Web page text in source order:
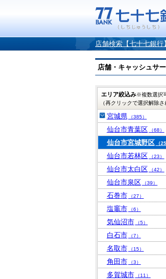
店舗検索【七十七銀行
店舗・キャッシュサ
エリア絞込み※複数選択
（再クリックで選択解除さ
宮城県 （385）
仙台市青葉区 （68）
仙台市宮城野区 （25
仙台市若林区 （23）
仙台市太白区 （42）
仙台市泉区 （39）
石巻市 （27）
塩竈市 （6）
気仙沼市 （5）
白石市 （7）
名取市 （15）
角田市 （3）
多賀城市 （11）